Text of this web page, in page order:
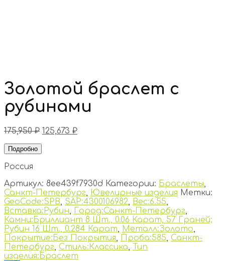
Золотой браслет с
рубинами
175,950₽ 125,673 ₽
Подробно
Россия
Артикул: 8ee439f7930d Категории: Браслеты,
Санкт-Петербург, Ювелирные изделия Метки:
GeoCode:SPB, SAP:4300106982, Вес:6.55,
Вставка:Рубин, Город:Санкт-Петербург,
Камни:Бриллиант 8 Шт., 0.06 Карат, 57 Граней;
Рубин 16 Шт., 0.284 Карат, Металл:Золото,
Покрытие:Без Покрытия, Проба:585, Санкт-
Петербург, Стиль:Классика, Тип
изделия:Браслет